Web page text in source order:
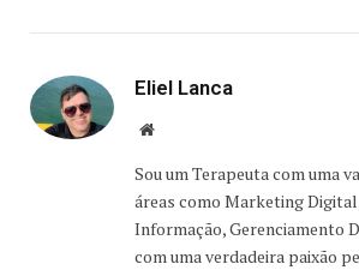
Eliel Lanca
Website
Sou um Terapeuta com uma
áreas como Marketing
Informação, Gerenciamento
com uma verdadeira paixão